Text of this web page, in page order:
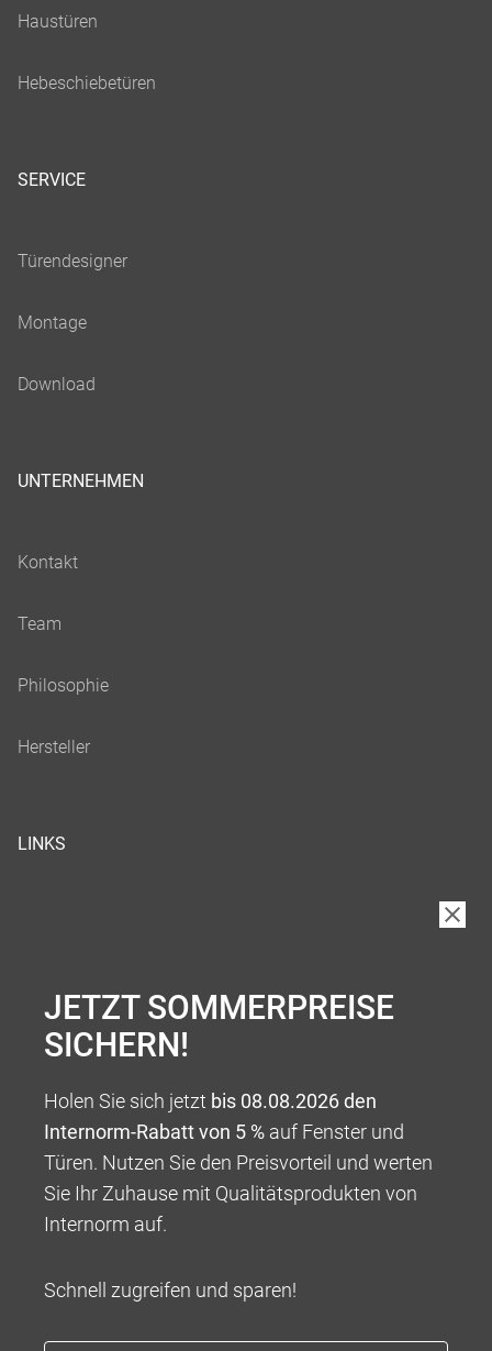
SERVICE
UNTERNEHMEN
LINKS
JETZT SOMMERPREISE
SICHERN!
Holen Sie sich jetzt bis 08.08.2026 den
Internorm-Rabatt von 5 % auf Fenster und
Türen. Nutzen Sie den Preisvorteil und werten
Sie Ihr Zuhause mit Qualitätsprodukten von
Internorm auf.
Schnell zugreifen und sparen!